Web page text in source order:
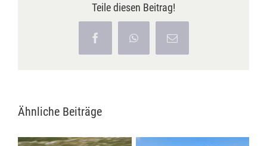
Teile diesen Beitrag!
FacebookWhatsApp
E-
Mail
Ähnliche Beiträge